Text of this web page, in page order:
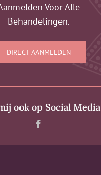
Voor Alle
Behandelingen.
DIRECT AANMELDEN
ook op Social Media